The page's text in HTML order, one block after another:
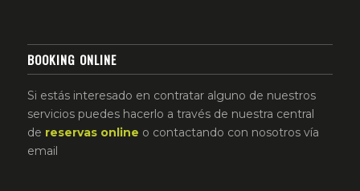
BOOKING ONLINE
Si estás interesado en contratar alguno de nuestros
servicios puedes hacerlo a través de nuestra central
de reservasonline o contactando con nosotros vía
email